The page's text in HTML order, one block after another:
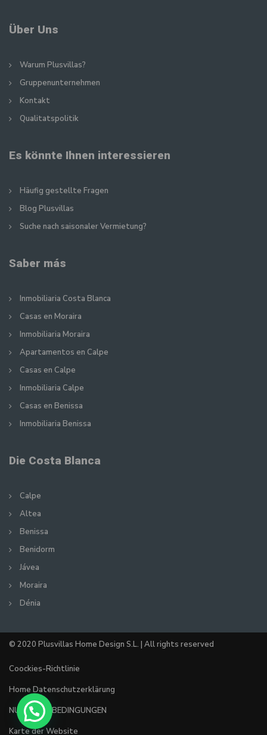
Über Uns
Warum Plusvillas?
Gruppenunternehmen
Kontakt
Qualitatspolitik
Es könnte Ihnen interessieren
Häufig gestellte Fragen
Blog Plusvillas
Suche nach saisonaler Vermietung?
Saber más
Inmobiliaria Costa Blanca
Casas en Moraira
Inmobiliaria Moraira
Apartamentos en Calpe
Casas en Calpe
Inmobiliaria Calpe
Casas en Benissa
Inmobiliaria Benissa
Die Costa Blanca
Calpe
Altea
Benissa
Benidorm
Jávea
Moraira
Dénia
© 2020 Plusvillas Home Design S.L. | All rights reserved
Coockies-Richtlinie
Home Datenschutzerklärung
NUTZUNGSBEDINGUNGEN
Karte der Website